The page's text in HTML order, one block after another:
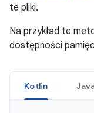
te pliki.
Na przykład te
dostępności
Kotlin